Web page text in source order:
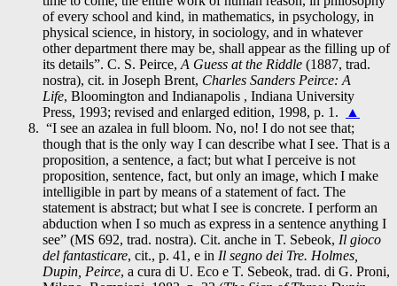
of every school and kind, in mathematics, in psychology, in
physical science, in history, in sociology, and in whatever
other department there may be, shall appear as the filling up of
its details”. C. S. Peirce, A Guess at the Riddle (1887, trad.
nostra), cit. in Joseph Brent, Charles Sanders Peirce: A
Life, Bloomington and Indianapolis , Indiana University
Press, 1993; revised and enlarged edition, 1998, p. 1.
▲
“I see an azalea in full bloom. No, no! I do not see that;
though that is the only way I can describe what I see. That is a
proposition, a sentence, a fact; but what I perceive is not
proposition, sentence, fact, but only an image, which I make
intelligible in part by means of a statement of fact. The
statement is abstract; but what I see is concrete. I perform an
abduction when I so much as express in a sentence anything I
see” (MS 692, trad. nostra). Cit. anche in T. Sebeok, Il gioco
del fantasticare, cit., p. 41, e in Il segno dei Tre. Holmes,
Dupin, Peirce, a cura di U. Eco e T. Sebeok, trad. di G. Proni,